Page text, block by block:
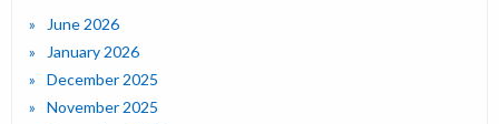
June 2026
January 2026
December 2025
November 2025